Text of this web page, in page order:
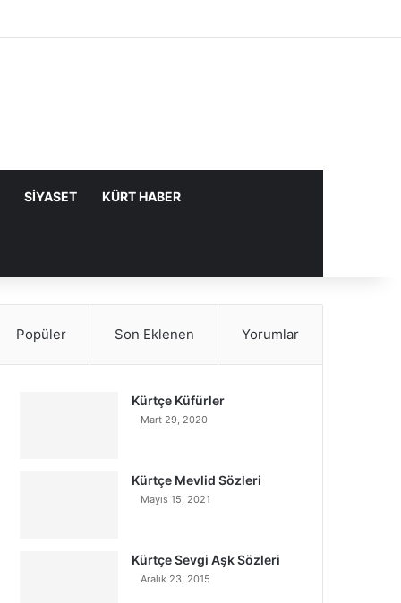
SIYASET KÜRT HABER
Popüler Son Eklenen Yorumlar
Kürtçe Küfürler
Mart 29, 2020
Kürtçe Mevlid Sözleri
Mayıs 15, 2021
Kürtçe Sevgi Aşk Sözleri
Aralık 23, 2015